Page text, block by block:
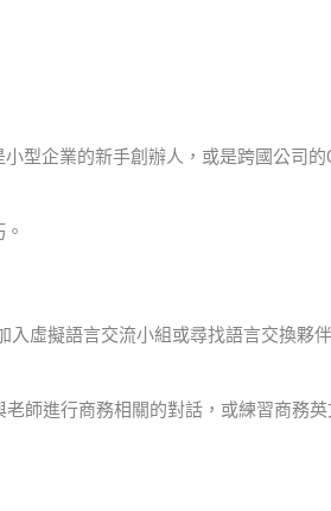
型企業的新手創辦人，或是跨國公司的
虛擬語言交流小組或尋找語言交換夥
師進行商務相關的對話，或練習商務